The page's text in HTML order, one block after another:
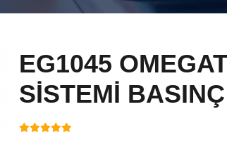
EG1045
SİSTEMİ